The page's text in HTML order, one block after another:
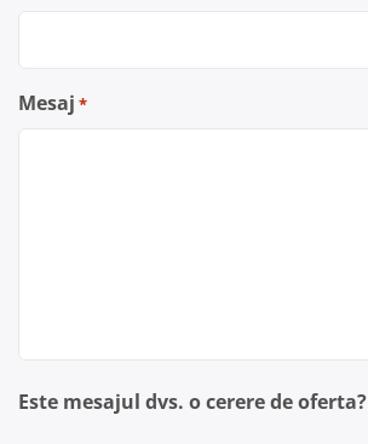
Mesaj *
Este mesajul dvs. o cerere de oferta?